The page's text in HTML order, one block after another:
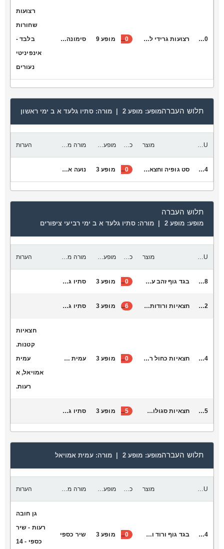
R4000 רצועות גרידי לצוואר 30 מופע 9 סימונה צורי
רצועות
שחורות
בלבד -
אינפיניטי
נעורים
תלוש העברהמופע: מופע 2 | מורה: סתיו גלעד א ב ימי ראשון
SKU מוצר כמות להעביר מופע יעד מורה מקבלת הערות
V2044 סט גופיה וחצאית זהב ילדות א׳-ה׳ 30 מופע 3 נועה אלקלעי
תלוש העברה
מופע: מופע 2 | מורה: סתיו גלעד א ב ימי רביעי ציפורים
מוצר מורה מקבלת הערות
L6048 בגד גוף זהב עם גב פתוח 30 מופע 3 סתיו גלעד
S1042 חצאיות ורודות מנצנצות חגורה זהב מתאים לגן - כתה ב׳ 6 מופע 3 סתיו גלעד
S1044 חצאיות כחול רויאל מנצנץ חגורה זהב מתאים לגנים - כתה ב׳ 23) קטנות ועדו 5 רחבות( 20 מופע 3 עמית אמויאל
חצאיות
קטנות.
עמית
אמויאל, א
רעות.
S1045 חצאיות סגולות מנצנצות חגורה זהב מתאים לגנים עד כתה ב׳ 15 מופע 3 סתיו גלעד
תלוש העברהמופע: מופע 2 | מורה: עמית אמויאל
SKU מוצר כמות להעביר מופע יעד מורה מקבלת הערות
K9004 בגד גוף ורוד וחצאית כסופה נקודות 30 מופע 3 שיר כספי
גן חובה
רעות - שיר
כספי - 14